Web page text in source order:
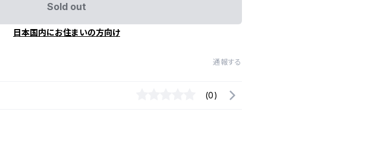
Sold out
日本国内にお住まいの方向け
通報する
(0)